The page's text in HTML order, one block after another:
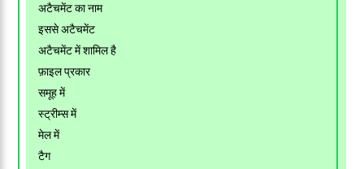
अटैचमेंट का नाम
इससे अटैचमेंट
अटैचमेंट में शामिल है
फ़ाइल प्रकार
समूह में
स्ट्रीम्स में
मेल में
टैग